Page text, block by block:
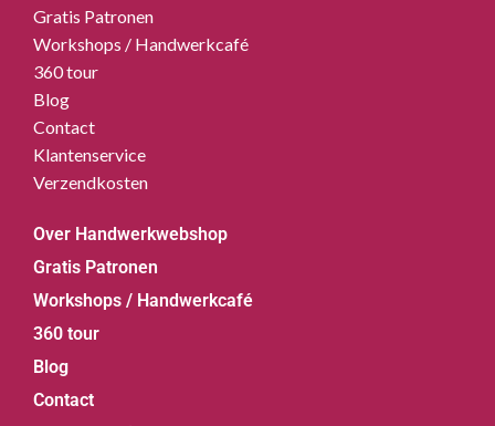
Gratis Patronen
Workshops / Handwerkcafé
360 tour
Blog
Contact
Klantenservice
Verzendkosten
Over Handwerkwebshop
Gratis Patronen
Workshops / Handwerkcafé
360 tour
Blog
Contact